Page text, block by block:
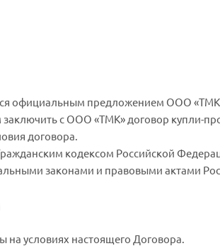
официальным предложением ООО
с ООО «ТМК» договор купли-
договора.
кодексом Российской
законами и правовыми актами
на условиях настоящего Договора.